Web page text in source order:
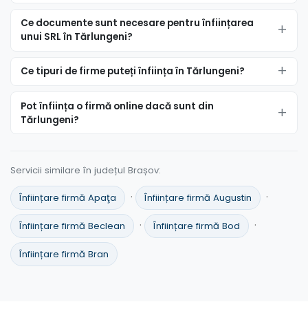
Ce documente sunt necesare pentru înființarea
unui SRL în Tărlungeni?
Ce tipuri de firme puteți înființa în Tărlungeni?
Pot înființa o firmă online dacă sunt din
Tărlungeni?
Servicii similare în județul Brașov:
Înființare firmă Apaţa · Înființare firmă Augustin ·
Înființare firmă Beclean · Înființare firmă Bod ·
Înființare firmă Bran